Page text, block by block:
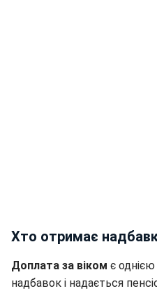
Хто отримає
Доплата за віком є
надбавок і надається